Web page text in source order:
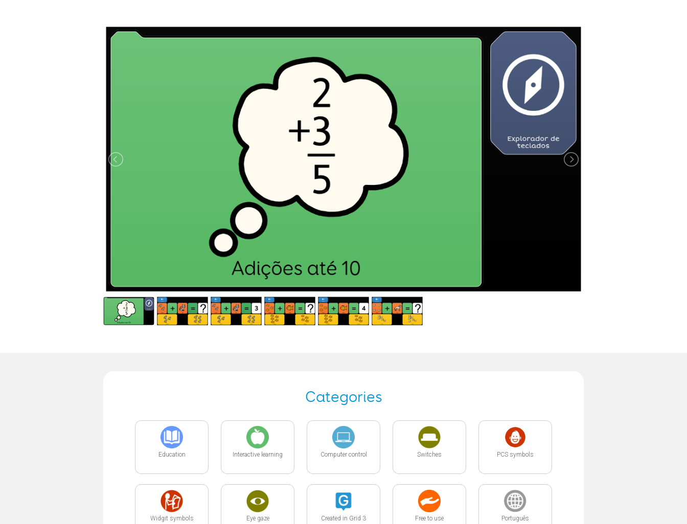
Categories
Education Interactive learning Computer control Switches PCS symbols
Widgit symbols Eye gaze Created in Grid 3 Free to use Português